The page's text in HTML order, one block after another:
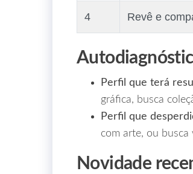
4 Revê e
Perfil que terá
gráfica, busca
Perfil que
com arte, ou busca
Novidade